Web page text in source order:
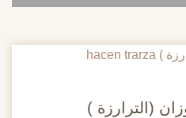
(الترارزة )